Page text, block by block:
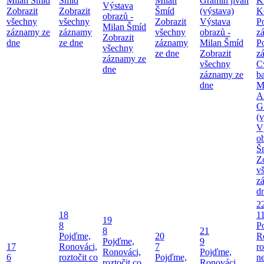
Zobrazit
všechny
záznamy ze
dne
Zobrazit
všechny
záznamy
ze dne
Výstava
obrazů -
Milan Šmíd
Zobrazit
všechny
záznamy ze
dne
Šmíd
Zobrazit
všechny
záznamy
ze dne
(výstava)
Výstava
obrazů -
Milan Šmíd
Zobrazit
všechny
záznamy ze
dne
17
6
18
8
Pojďme,
Ronováci,
roztočit co
19
8
Pojďme,
Ronováci,
20
7
Pojďme,
21
9
Pojďme,